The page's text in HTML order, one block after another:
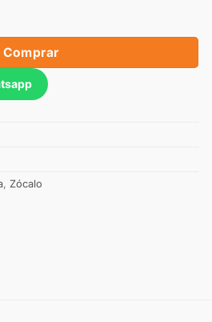
Comprar
, Zócalo